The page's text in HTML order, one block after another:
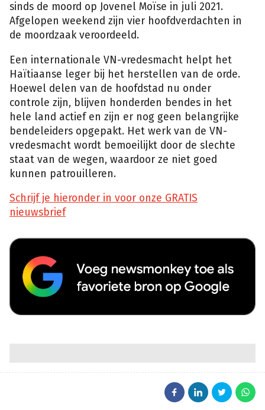
sinds de moord op Jovenel Moïse in juli 2021.
Afgelopen weekend zijn vier hoofdverdachten in
de moordzaak veroordeeld.
Een internationale VN-vredesmacht helpt het
Haïtiaanse leger bij het herstellen van de orde.
Hoewel delen van de hoofdstad nu onder
controle zijn, blijven honderden bendes in het
hele land actief en zijn er nog geen belangrijke
bendeleiders opgepakt. Het werk van de VN-
vredesmacht wordt bemoeilijkt door de slechte
staat van de wegen, waardoor ze niet goed
kunnen patrouilleren.
Schrijf je hieronder in voor onze GRATIS
nieuwsbrief